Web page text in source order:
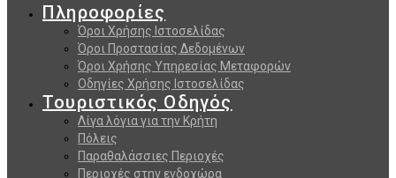
Πληροφορίες
Όροι Χρήσης Ιστοσελίδας
Όροι Προστασίας Δεδομένων
Όροι Χρήσης Υπηρεσίας Μεταφορών
Οδηγίες Χρήσης Ιστοσελίδας
Τουριστικός Οδηγός
Λίγα λόγια για την Κρήτη
Πόλεις
Παραθαλάσσιες Περιοχές
Περιοχές στην ενδοχώρα